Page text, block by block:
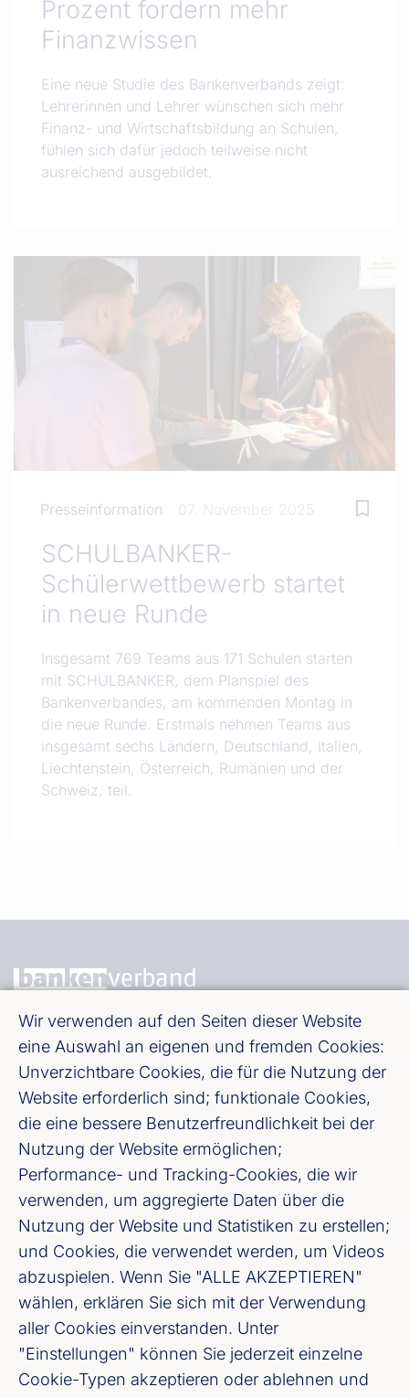
Prozent fordern mehr
Finanzwissen
Eine neue Studie des Bankenverbands zeigt:
Lehrerinnen und Lehrer wünschen sich mehr
Finanz- und Wirtschaftsbildung an Schulen,
fühlen sich dafür jedoch teilweise nicht
ausreichend ausgebildet.
Presseinformation 07. November 2025
SCHULBANKER-
Schülerwettbewerb startet
in neue Runde
Insgesamt 769 Teams aus 171 Schulen starten
mit SCHULBANKER, dem Planspiel des
Bankenverbandes, am kommenden Montag in
die neue Runde. Erstmals nehmen Teams aus
insgesamt sechs Ländern, Deutschland, Italien,
Liechtenstein, Österreich, Rumänien und der
Schweiz, teil.
Wir verwenden auf den Seiten dieser Website
eine Auswahl an eigenen und fremden Cookies:
Unverzichtbare Cookies, die für die Nutzung der
Website erforderlich sind; funktionale Cookies,
die eine bessere Benutzerfreundlichkeit bei der
Nutzung der Website ermöglichen;
Performance- und Tracking-Cookies, die wir
verwenden, um aggregierte Daten über die
Nutzung der Website und Statistiken zu erstellen;
und Cookies, die verwendet werden, um Videos
abzuspielen. Wenn Sie "ALLE AKZEPTIEREN"
wählen, erklären Sie sich mit der Verwendung
aller Cookies einverstanden. Unter
"Einstellungen" können Sie jederzeit einzelne
Cookie-Typen akzeptieren oder ablehnen und
Bundesverband deutscher Banken e. V.
Burgstraße 28, 10178 Berlin
Fußzeile (Bankenverband)
Impressum
LinkedIn
Youtube
Cookie-Einstellungen
Datenschutz